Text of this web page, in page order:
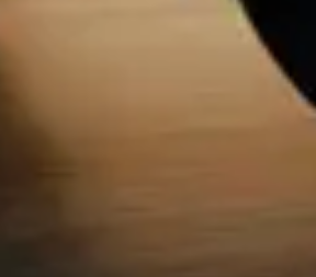
Privacy notice